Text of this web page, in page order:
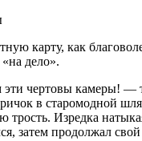
карту, как
дело».
чертовы камеры! —
в старомодной
трость. Изредка
затем продолжал свой